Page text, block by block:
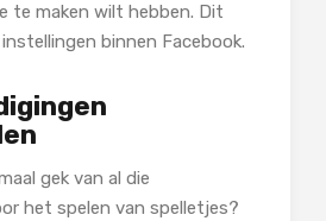
te maken wilt hebben. Dit
binnen Facebook.
gek van al die
het spelen van spelletjes?